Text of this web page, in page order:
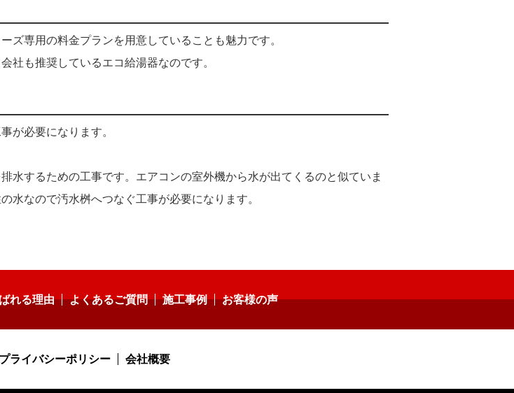
ズ専用の料金プランを用意していることも魅力です。
社も推奨しているエコ給湯器なのです。
が必要になります。
水するための工事です。エアコンの室外機から水が出てくるのと似ていま
水なので汚水桝へつなぐ工事が必要になります。
れる理由 よくあるご質問 施工事例 お客様の声
プライバシーポリシー 会社概要